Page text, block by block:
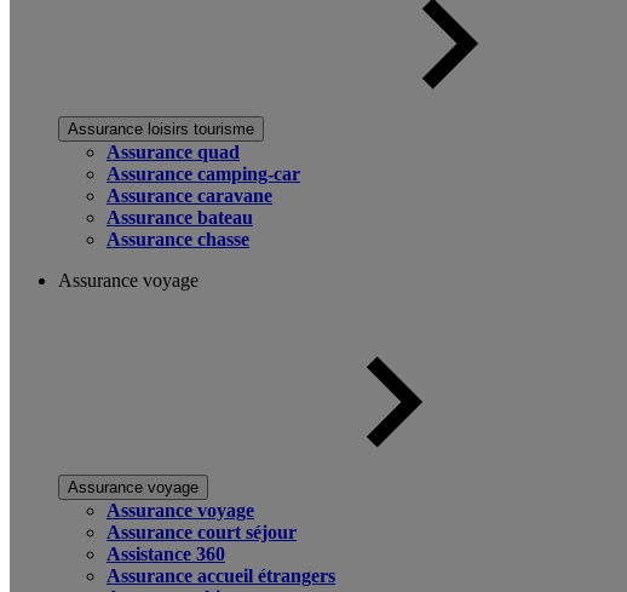
Assurance loisirs tourisme
Assurance quad
Assurance camping-car
Assurance caravane
Assurance bateau
Assurance chasse
Assurance voyage
Assurance voyage
Assurance voyage
Assurance court séjour
Assistance 360
Assurance accueil étrangers